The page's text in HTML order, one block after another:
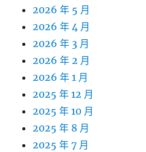
2026 年 5 月
2026 年 4 月
2026 年 3 月
2026 年 2 月
2026 年 1 月
2025 年 12 月
2025 年 10 月
2025 年 8 月
2025 年 7 月